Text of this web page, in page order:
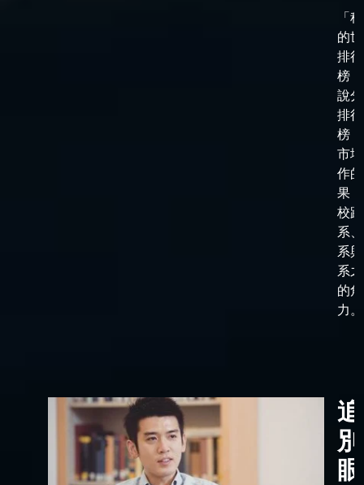
「
的
排行
榜
說
排行
榜
市
作
果
校跟
系
系
系
的角
力